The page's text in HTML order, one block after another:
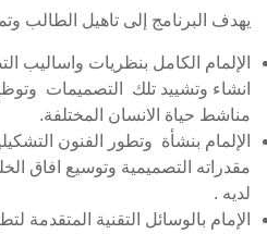
يهدف البرنامج إلى تاهيل الطالب
الإلمام الكامل بنظريات واساليب
انشاء وتشييد تلك التصميمات
مناشط حياة الانسان المختلفة.
الإلمام بنشأة وتطور الفنون
مقدراته التصميمية وتوسيع افاق
لديه .
الإمام بالوسائل التقنية المتقدمة